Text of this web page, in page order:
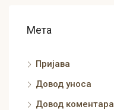
Мета
Пријава
Довод уноса
Довод коментара